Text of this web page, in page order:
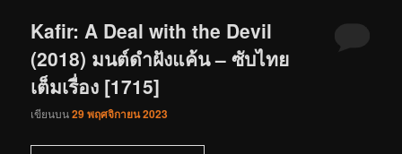
Kafir: A Deal with the Devil
(2018) มนต์ดำฝังแค้น – ซับไทย
เต็มเรื่อง [1715]
เขียนบน29 พฤศจิกายน 2023